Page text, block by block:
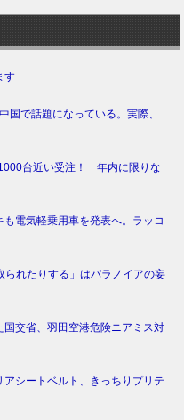
す
国で話題になっている。実際、
台近い受注！ 年内に限りな
電気軽乗用車を発表へ。ラッコ
られたりする」はパラノイアの妄
交省、羽田空港危険ニアミス対
シートベルト、きっちりプリテ